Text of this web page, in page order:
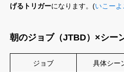
げるトリガーになります。(いこー
朝のジョブ（JTBD）×シー
ジョブ 具体シー